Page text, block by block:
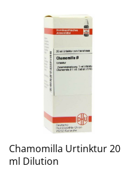
Chamomilla Urtinktur 20
ml Dilution